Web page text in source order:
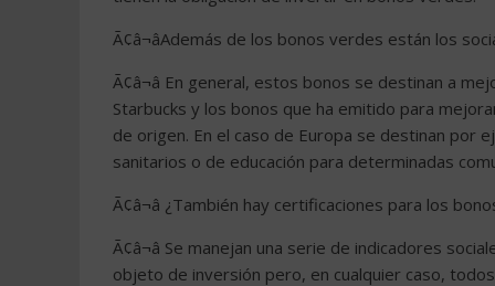
Ã¢â¬âAdemás de los bonos verdes están los
Ã¢â¬â En general, estos bonos se destinan a
Starbucks y los bonos que ha emitido para
de origen. En el caso de Europa se destinan por
sanitarios o de educación para determinadas
Ã¢â¬â ¿También hay certificaciones para los
Ã¢â¬â Se manejan una serie de indicadores
objeto de inversión pero, en cualquier caso,